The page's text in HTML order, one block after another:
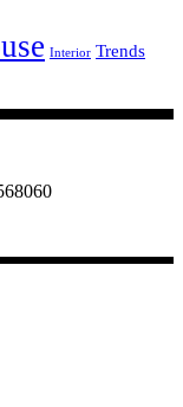
Interior Trends